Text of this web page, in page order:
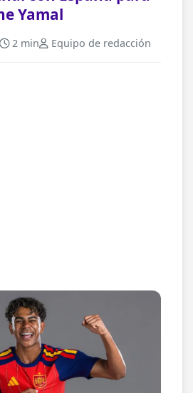
Yamal
2 min Equipo de redacción